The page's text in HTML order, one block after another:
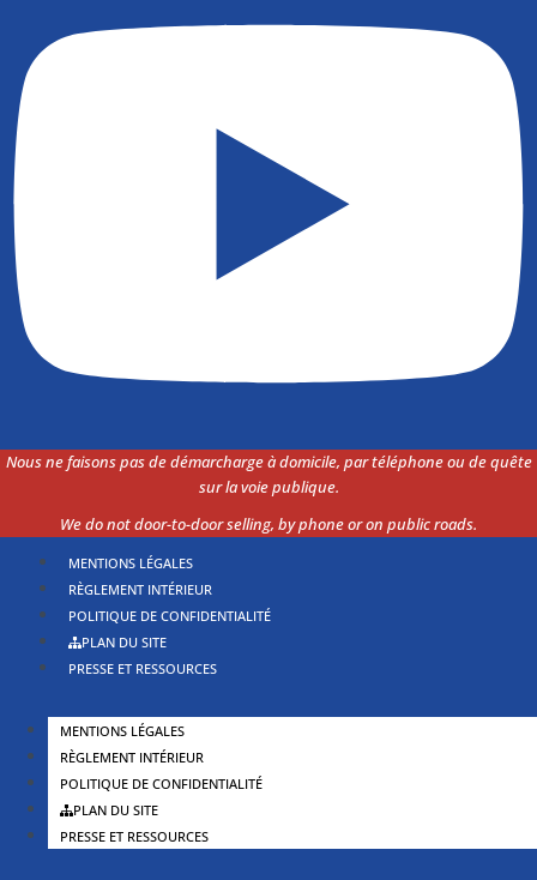
Nous ne faisons pas de démarcharge à domicile, par téléphone ou de quête
sur la voiepublique.
We do not door-to-door selling, by phone or on public roads.
MENTIONS LÉGALES
RÈGLEMENT INTÉRIEUR
POLITIQUE DE CONFIDENTIALITÉ
PLAN DU SITE
PRESSE ET RESSOURCES
MENTIONS LÉGALES
RÈGLEMENT INTÉRIEUR
POLITIQUE DE CONFIDENTIALITÉ
PLAN DU SITE
PRESSE ET RESSOURCES